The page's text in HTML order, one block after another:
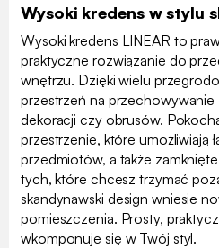
Wysoki kredens w stylu
Wysoki kredens LINEAR to
praktyczne rozwiązanie do
wnętrzu. Dzięki wielu
przestrzeń na przechowywanie
dekoracji czy obrusów.
przestrzenie, które umożliwiają
przedmiotów, a także
tych, które chcesz trzymać
skandynawski design wniesie
pomieszczenia. Prosty,
wkomponuje się w Twój styl.